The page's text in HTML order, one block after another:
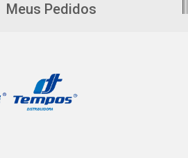
Meus Pedidos